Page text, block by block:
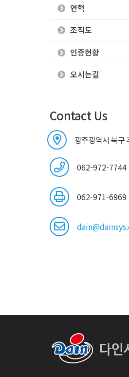
연혁
조직도
인증현황
오시는길
Contact Us
광주광역시 북구
062-972-7744
062-971-6969